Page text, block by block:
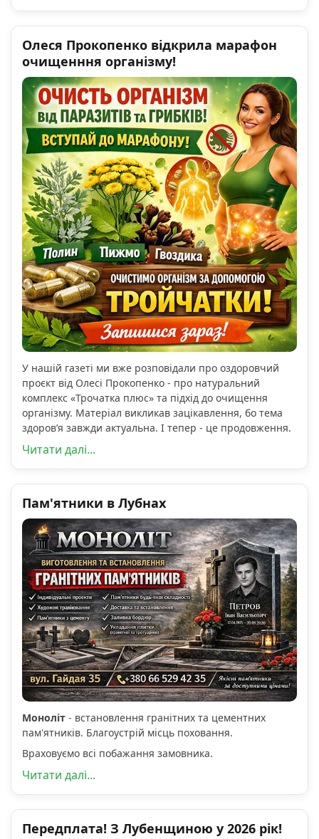
Олеся Прокопенко відкрила марафон
очищенння організму!
У нашій газеті ми вже розповідали про оздоровчий
проєкт від Олесі Прокопенко - про натуральний
комплекс «Трочатка плюс» та підхід до очищення
організму. Матеріал викликав зацікавлення, бо тема
здоров’я завжди актуальна. І тепер - це продовження.
Читати далі...
Пам'ятники в Лубнах
Моноліт - встановлення гранітних та цементних
пам'ятників. Благоустрій місць поховання.
Враховуємо всі побажання замовника.
Читати далі...
Передплата! З Лубенщиною у 2026 рік!